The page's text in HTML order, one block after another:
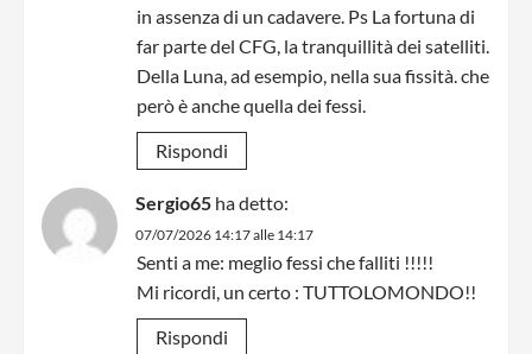
in assenza di un cadavere. Ps La fortuna di
far parte del CFG, la tranquillità dei satelliti.
Della Luna, ad esempio, nella sua fissità. che
però è anche quella dei fessi.
Rispondi
Sergio65 ha detto:
07/07/2026 14:17 alle 14:17
Senti a me: meglio fessi che falliti !!!!!
Mi ricordi, un certo : TUTTOLOMONDO!!
Rispondi